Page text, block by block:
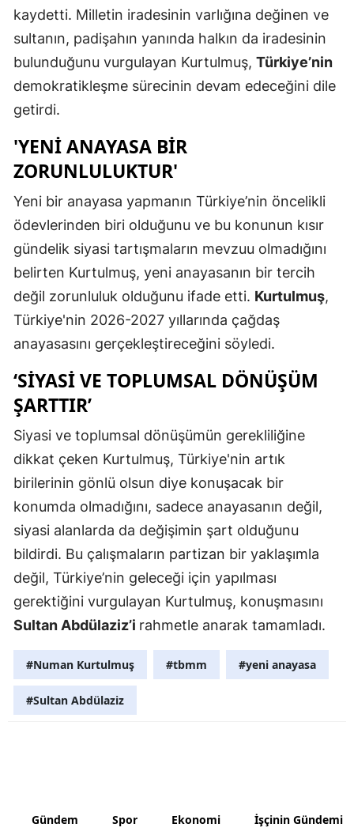
Gümüşhane
Hatay
Kars
Kastamonu
Kırşehir
Konya
Malatya
Manisa
Mardin
Muğla
Muş
Sakarya
kaydetti. Milletin iradesinin varlığına değinen ve
sultanın, padişahın yanında halkın da iradesinin
bulunduğunu vurgulayan Kurtulmuş, Türkiye’nin
demokratikleşme sürecinin devam edeceğini dile
getirdi.
'YENI ANAYASA BIR
ZORUNLULUKTUR'
Yeni bir anayasa yapmanın Türkiye’nin öncelikli
ödevlerinden biri olduğunu ve bu konunun kısır
gündelik siyasi tartışmaların mevzuu olmadığını
belirten Kurtulmuş, yeni anayasanın bir tercih
değil zorunluluk olduğunu ifade etti. Kurtulmuş,
Türkiye'nin 2026-2027 yıllarında çağdaş
anayasasını gerçekleştireceğini söyledi.
‘SIYASI VE TOPLUMSAL DÖNÜŞÜM
ŞARTTIR’
Siyasi ve toplumsal dönüşümün gerekliliğine
dikkat çeken Kurtulmuş, Türkiye'nin artık
birilerinin gönlü olsun diye konuşacak bir
konumda olmadığını, sadece anayasanın değil,
siyasi alanlarda da değişimin şart olduğunu
bildirdi. Bu çalışmaların partizan bir yaklaşımla
değil, Türkiye’nin geleceği için yapılması
gerektiğini vurgulayan Kurtulmuş, konuşmasını
Sultan Abdülaziz’i rahmetle anarak tamamladı.
#Numan Kurtulmuş #tbmm #yeni anayasa
#Sultan Abdülaziz
Gündem Spor Ekonomi İşçinin Gündemi